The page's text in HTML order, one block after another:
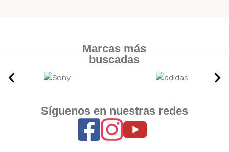
Marcas más
buscadas
Síguenos en nuestras redes